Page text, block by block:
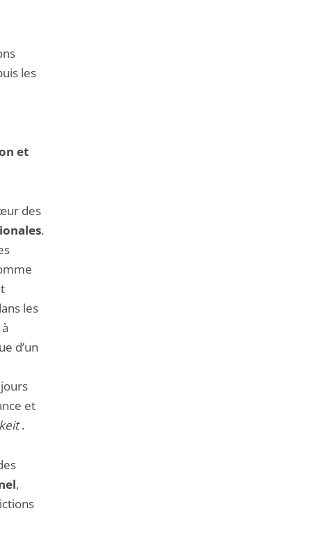
les
et
des
.
les
d’un
et
.
,